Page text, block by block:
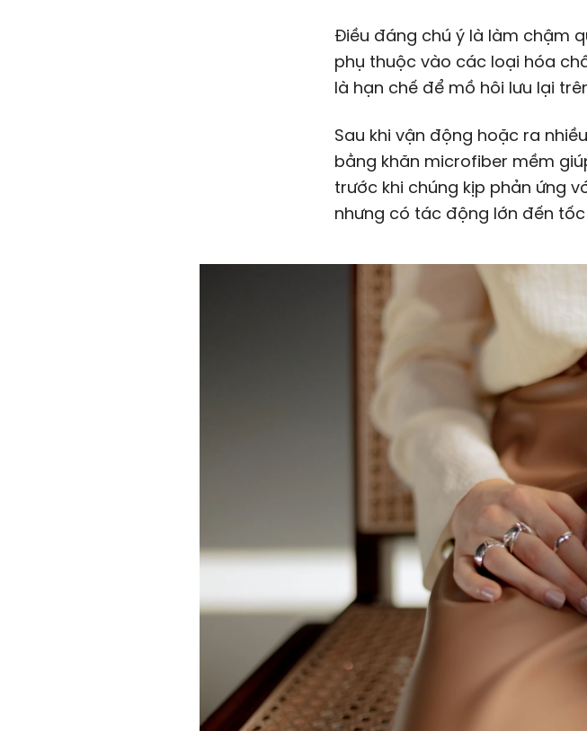
Điều đáng chú ý là làm chậm
phụ thuộc vào các loại hóa
là hạn chế để mồ hôi lưu lại
Sau khi vận động hoặc ra
bằng khăn microfiber mềm
trước khi chúng kịp phản ứng
nhưng có tác động lớn đến